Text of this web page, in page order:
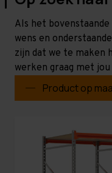
Als het
wens en
zijn dat we te maken
werken graag met jou
Product op